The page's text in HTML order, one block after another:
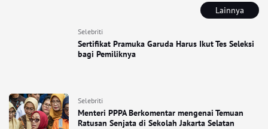
Lainnya
Selebriti
Sertifikat Pramuka Garuda Harus Ikut Tes Seleksi
bagi Pemiliknya
Selebriti
Menteri PPPA Berkomentar mengenai Temuan
Ratusan Senjata di Sekolah Jakarta Selatan